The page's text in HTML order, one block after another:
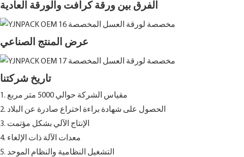
الفرق بين ورقة كرافت والورقة العادية
عرض المنتج الصناعي
تاريخ شركتنا
1. مقياس الشركة حوالي 5000 متر مربع
2. الحصول على شهادة براءة اختراع صادرة عن البلاد
3. الإنتاج الآلي بشكل مؤتمت
4. معدات الآلة ذات الإلغاء
5. التشغيل النظامية والنظام الموحد